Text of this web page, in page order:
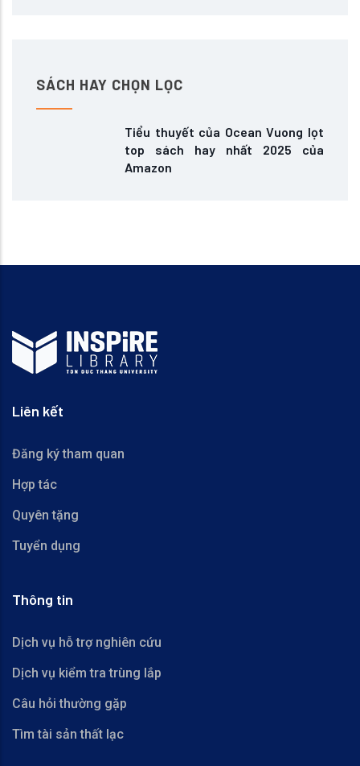
SÁCH HAY CHỌN LỌC
Tiểu thuyết của Ocean Vuong lọt
top sách hay nhất 2025 của
Amazon
Liên kết
Đăng ký tham quan
Hợp tác
Quyên tặng
Tuyển dụng
Thông tin
Dịch vụ hỗ trợ nghiên cứu
Dịch vụ kiểm tra trùng lắp
Câu hỏi thường gặp
Tìm tài sản thất lạc